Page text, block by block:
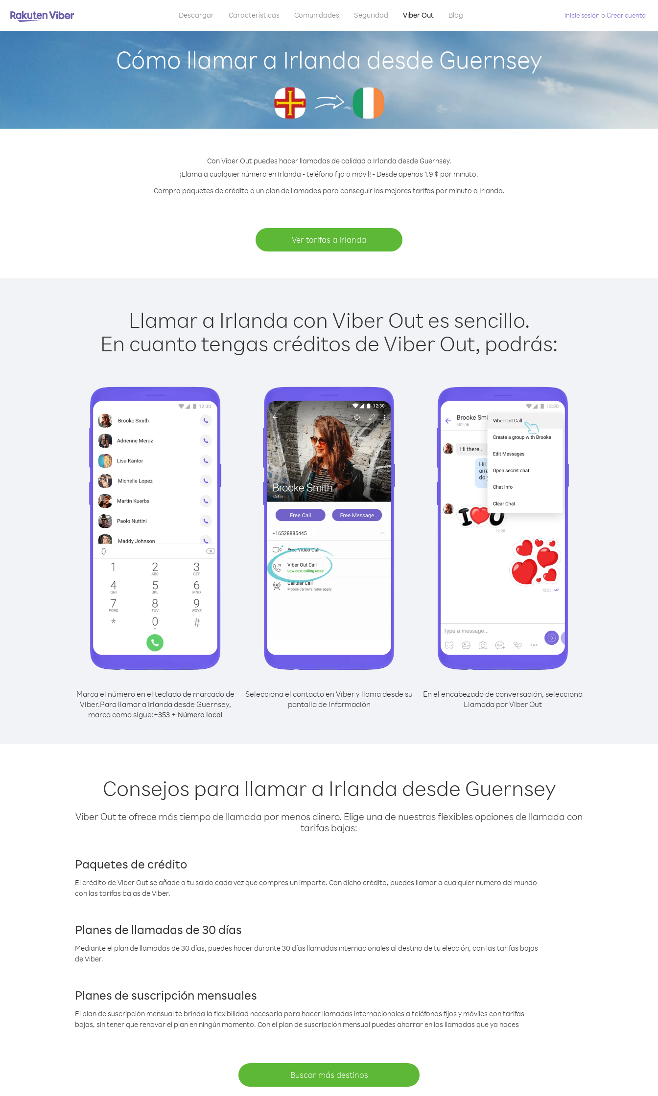
Descargar Características Comunidades Seguridad Viber Out Blog Inicie sesión oCrear cuenta
Cómo llamar a Irlanda desde Guernsey
Con Viber Out puedes hacer llamadas de calidad a Irlanda desde Guernsey.
¡Llama a cualquier número en Irlanda - teléfono fijo o móvil! - Desde apenas 1.9 ¢ por minuto.
Compra paquetes de crédito o un plan de llamadas para conseguir las mejores tarifas por minuto a Irlanda.
Ver tarifas a Irlanda
Llamar a Irlanda con Viber Out es sencillo.
En cuanto tengas créditos de Viber Out, podrás:
Marca el número en el teclado de marcado de
Viber.Para llamar a Irlanda desde Guernsey,
marca como sigue:+353+ Número local
Selecciona el contacto en Viber y llama desde su
pantalla de información
En el encabezado de conversación, selecciona
Llamada por Viber Out
Consejos para llamar a Irlanda desde Guernsey
Viber Out te ofrece más tiempo de llamada por menos dinero. Elige una de nuestras flexibles opciones de llamada con
tarifas bajas:
Paquetes de crédito
El crédito de Viber Out se añade a tu saldo cada vez que compres un importe. Con dicho crédito, puedes llamar a cualquier número del mundo
con las tarifas bajas de Viber.
Planes de llamadas de 30 días
Mediante el plan de llamadas de 30 días, puedes hacer durante 30 días llamadas internacionales al destino de tu elección, con las tarifas bajas
de Viber.
Planes de suscripción mensuales
El plan de suscripción mensual te brinda la flexibilidad necesaria para hacer llamadas internacionales a teléfonos fijos y móviles con tarifas
bajas, sin tener que renovar el plan en ningún momento. Con el plan de suscripción mensual puedes ahorrar en las llamadas que ya haces
Buscar más destinos